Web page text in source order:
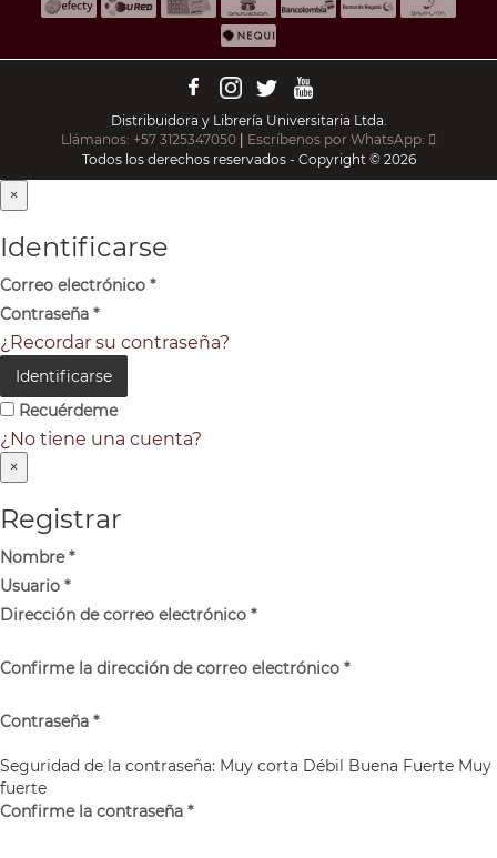
Distribuidora y Librería Universitaria Ltda.
Llámanos: +57 3125347050 | Escríbenos por WhatsApp:
Todos los derechos reservados - Copyright © 2026
×
Identificarse
Correo electrónico *
Contraseña *
¿Recordar su contraseña?
Identificarse
Recuérdeme
¿No tiene una cuenta?
×
Registrar
Nombre*
Usuario *
Dirección de correo electrónico *
Confirme la dirección de correo electrónico *
Contraseña *
Seguridad de la contraseña: Muy corta Débil Buena Fuerte Muy
fuerte
Confirme la contraseña *